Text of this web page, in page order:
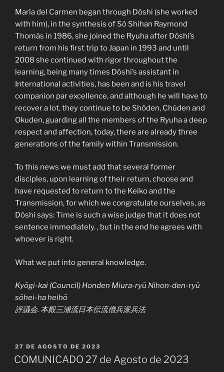
María del Carmen began through Dôshi (she worked
with him), in the synthesis of Sô Shihan Raymond
Thomás in 1986, she joined the Ryuha after Dôshi’s
return from his first trip to Japan in 1993 and until
2008 she continued with rigor throughout the
learning, being many times Döshi’s assistant in
International activities, has been and is his travel
companion par excellence, and although he will have to
recover a lot, they continue to be Shôden, Chûden and
Okuden, guarding all the members of the Ryuha a deep
respect and affection, today, there are already three
generations of the family within Transmission.
To this news we must add that several former
disciples, upon learning of their return, choose and
have requested to return to the Keiko and the
Transmission, for which we congratulate ourselves, as
Dôshi says: Time is such a wise judge that it does not
sentence immediately. , but in the end he agrees with
whoever is right.
What we put into general knowledge.
Kyōgi-kai (Council) Honden Miura-ryū Nihon-den-ryū
sōhei-ha heihō
評議会. 本殿三浦流日本伝流僧兵派兵法
PUBLICADO
EL
27 DE AGOSTO DE 2023
COMUNICADO 27 de Agosto de 2023